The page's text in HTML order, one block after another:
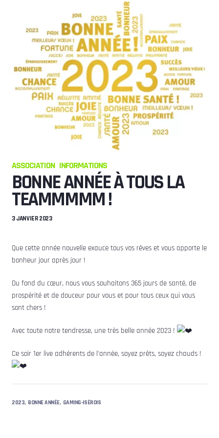
ASSOCIATION INFORMATIONS
BONNE ANNÉE À TOUS LA
TEAMMMMM !
3 JANVIER 2023
Que cette année nouvelle exauce tous vos rêves et vous apporte le
bonheur jour après jour !
Du fond du cœur, nous vous souhaitons 365 jours de santé, de
prospérité et de douceur pour vous et pour tous ceux qui vous
sont chers !
Avec toute notre tendresse, une très belle année 2023 !
Ce soir 1er live adhérents de l’année, soyez prêts, soyez chauds !
2023, BONNE ANNÉE, GAMING-ISÉROIS